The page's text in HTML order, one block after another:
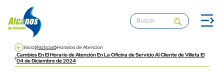
Pasar al contenido principal
Inicio Noticias Horarios de Atencion
Cambios En El Horario de Atención En La Oficina de Servicio Al Cliente de Villeta El
04 de Diciembre de 2024